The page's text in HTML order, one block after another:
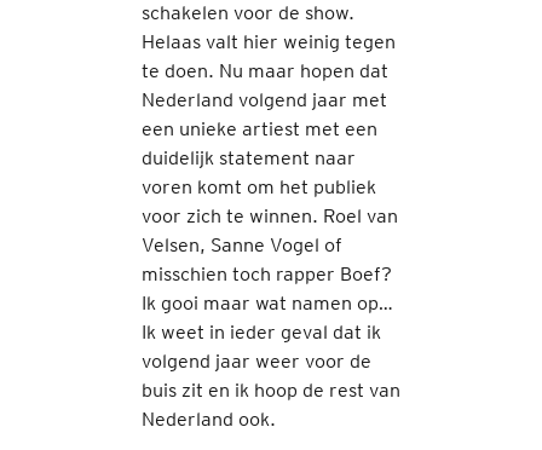
schakelen voor de show.
Helaas valt hier weinig tegen
te doen. Nu maar hopen dat
Nederland volgend jaar met
een unieke artiest met een
duidelijk statement naar
voren komt om het publiek
voor zich te winnen. Roel van
Velsen, Sanne Vogel of
misschien toch rapper Boef?
Ik gooi maar wat namen op…
Ik weet in ieder geval dat ik
volgend jaar weer voor de
buis zit en ik hoop de rest van
Nederland ook.